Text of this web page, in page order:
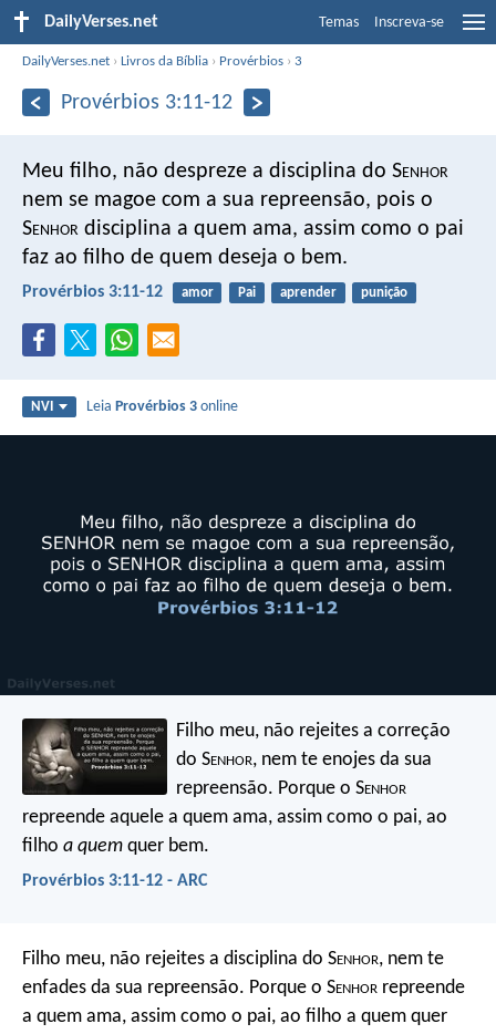
DailyVerses.net Temas Inscreva-se
DailyVerses.net ›Livros da Bíblia › Provérbios ›3
Provérbios 3:11-12
Meu filho, não despreze a disciplina do Senhor
nem se magoe com a sua repreensão, pois o
Senhor disciplina a quem ama, assim como o pai
faz ao filho de quem deseja o bem.
Provérbios 3:11-12 amor Pai aprender punição
NVI LeiaProvérbios 3 online
Filho meu, não rejeites a correção
do Senhor, nem te enojes da sua
repreensão. Porque o Senhor
repreende aquele a quem ama, assim como o pai, ao
filho a quem quer bem.
Provérbios 3:11-12 - ARC
Filho meu, não rejeites a disciplina do Senhor, nem te
enfades da sua repreensão. Porque o Senhor repreende
a quem ama, assim como o pai, ao filho a quem quer